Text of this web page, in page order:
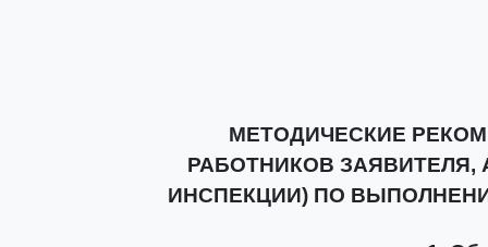
МЕТОДИЧЕСКИЕ
РАБОТНИКОВ ЗАЯВИТЕЛЯ,
ИНСПЕКЦИИ) ПО